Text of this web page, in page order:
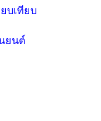
ยบเทียบ
ยนต์